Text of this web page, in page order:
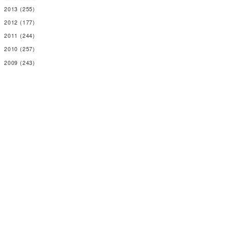
2013 (255)
2012 (177)
2011 (244)
2010 (257)
2009 (243)